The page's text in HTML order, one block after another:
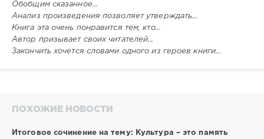
Обобщим сказанное...
Анализ произведения позволяет утверждать...
Книга эта очень понравится тем, кто...
Автор призывает своих читателей...
Закончить хочется словами одного из героев книги...
ПОХОЖИЕ НОВОСТИ
Итоговое сочинение на тему: Культура – это память